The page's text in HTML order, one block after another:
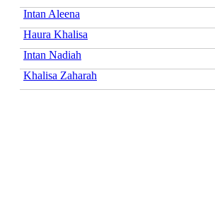
Intan Aleena
Haura Khalisa
Intan Nadiah
Khalisa Zaharah